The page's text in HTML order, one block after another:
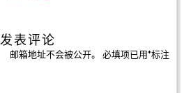
发表评论
邮箱地址不会被公开。 必填项已用*标注